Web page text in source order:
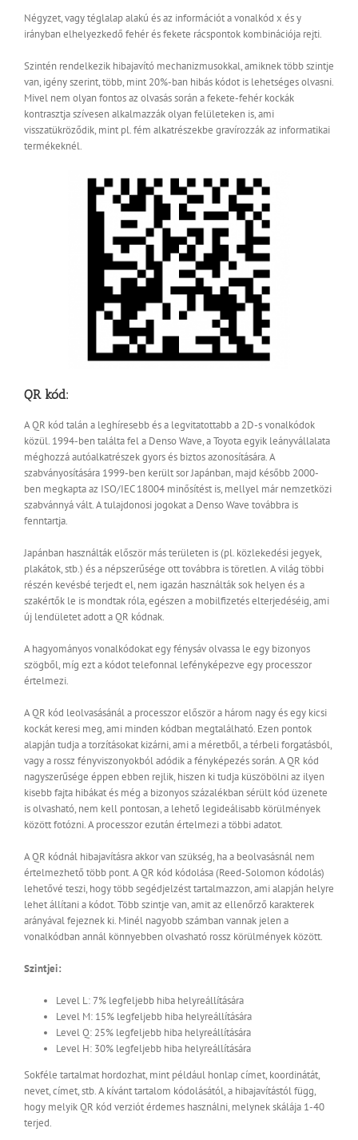
Négyzet, vagy téglalap alakú és az információt a vonalkód x és y
irányban elhelyezkedő fehér és fekete rácspontok kombinációja rejti.
Szintén rendelkezik hibajavító mechanizmusokkal, amiknek több szintje
van, igény szerint, több, mint 20%-ban hibás kódot is lehetséges olvasni.
Mivel nem olyan fontos az olvasás során a fekete-fehér kockák
kontrasztja szívesen alkalmazzák olyan felületeken is, ami
visszatükröződik, mint pl. fém alkatrészekbe gravírozzák az informatikai
termékeknél.
QR kód:
A QR kód talán a leghíresebb és a legvitatottabb a 2D-s vonalkódok
közül. 1994-ben találta fel a Denso Wave, a Toyota egyik leányvállalata
méghozzá autóalkatrészek gyors és biztos azonosítására. A
szabványosítására 1999-ben került sor Japánban, majd később 2000-
ben megkapta az ISO/IEC 18004 minősítést is, mellyel már nemzetközi
szabvánnyá vált. A tulajdonosi jogokat a Denso Wave továbbra is
fenntartja.
Japánban használták először más területen is (pl. közlekedési jegyek,
plakátok, stb.) és a népszerűsége ott továbbra is töretlen. A világ többi
részén kevésbé terjedt el, nem igazán használták sok helyen és a
szakértők le is mondtak róla, egészen a mobilfizetés elterjedéséig, ami
új lendületet adott a QR kódnak.
A hagyományos vonalkódokat egy fénysáv olvassa le egy bizonyos
szögből, míg ezt a kódot telefonnal lefényképezve egy processzor
értelmezi.
A QR kód leolvasásánál a processzor először a három nagy és egy kicsi
kockát keresi meg, ami minden kódban megtalálható. Ezen pontok
alapján tudja a torzításokat kizárni, ami a méretből, a térbeli forgatásból,
vagy a rossz fényviszonyokból adódik a fényképezés során. A QR kód
nagyszerűsége éppen ebben rejlik, hiszen ki tudja küszöbölni az ilyen
kisebb fajta hibákat és még a bizonyos százalékban sérült kód üzenete
is olvasható, nem kell pontosan, a lehető legideálisabb körülmények
között fotózni. A processzor ezután értelmezi a többi adatot.
A QR kódnál hibajavításra akkor van szükség, ha a beolvasásnál nem
értelmezhető több pont. A QR kód kódolása (Reed-Solomon kódolás)
lehetővé teszi, hogy több segédjelzést tartalmazzon, ami alapján helyre
lehet állítani a kódot. Több szintje van, amit az ellenőrző karakterek
arányával fejeznek ki. Minél nagyobb számban vannak jelen a
vonalkódban annál könnyebben olvasható rossz körülmények között.
Szintjei:
Level L: 7% legfeljebb hiba helyreállítására
Level M: 15% legfeljebb hiba helyreállítására
Level Q: 25% legfeljebb hiba helyreállítására
Level H: 30% legfeljebb hiba helyreállítására
Sokféle tartalmat hordozhat, mint például honlap címet, koordinátát,
nevet, címet, stb. A kívánt tartalom kódolásától, a hibajavítástól függ,
hogy melyik QR kód verziót érdemes használni, melynek skálája 1-40
terjed.